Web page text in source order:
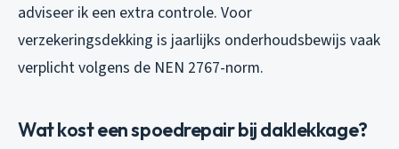
adviseer ik een extra controle. Voor
verzekeringsdekking is jaarlijks onderhoudsbewijs vaak
verplicht volgens de NEN 2767-norm.
Wat kost een spoedrepair bij daklekkage?